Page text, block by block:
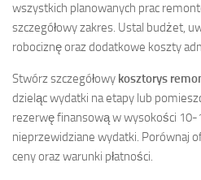
wszystkich planowanych prac
szczegółowy zakres. Ustal budżet,
robociznę oraz dodatkowe koszty
Stwórz szczegółowy kosztorys
dzieląc wydatki na etapy lub
rezerwę finansową w wysokości 10-
nieprzewidziane wydatki. Porównaj
ceny oraz warunki płatności.